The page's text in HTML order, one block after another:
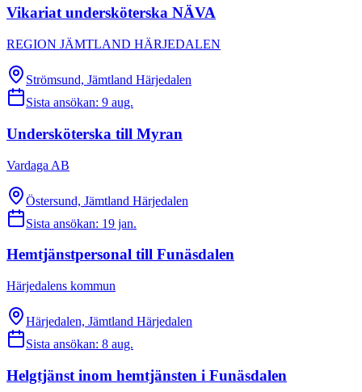
Vikariat undersköterska NÄVA
REGION JÄMTLAND HÄRJEDALEN
Strömsund, Jämtland Härjedalen
Sista ansökan: 9 aug.
Undersköterska till Myran
Vardaga AB
Östersund, Jämtland Härjedalen
Sista ansökan: 19 jan.
Hemtjänstpersonal till Funäsdalen
Härjedalens kommun
Härjedalen, Jämtland Härjedalen
Sista ansökan: 8 aug.
Helgtjänst inom hemtjänsten i Funäsdalen